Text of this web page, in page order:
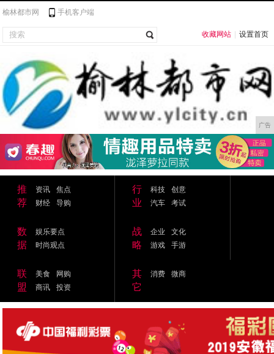
榆林都市网 手机客户端
收藏网站 设置首页
广告
推
荐
资讯
焦点
财经
导购
行
业
科技
创意
汽车
考试
数
据
娱乐要点
时尚观点
战
略
企业
文化
游戏
手游
联
盟
美食
网购
商讯
投资
其
它
消费 微商